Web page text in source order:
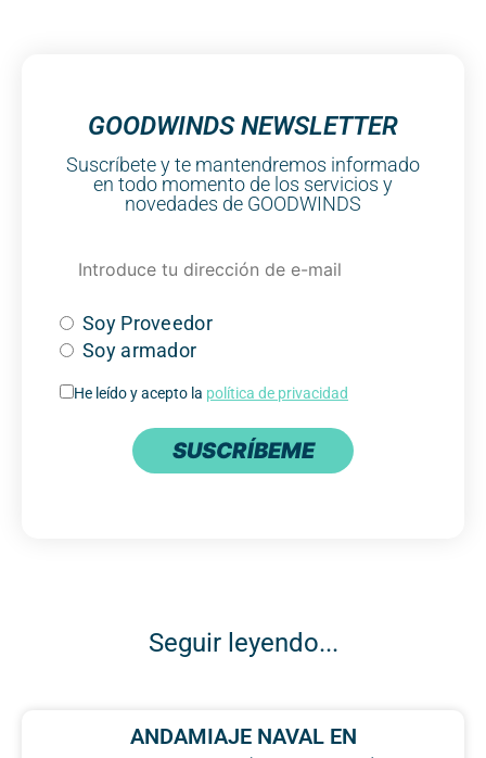
GOODWINDS NEWSLETTER
Suscríbete y te mantendremos informado
en todo momento de los servicios y
novedades de GOODWINDS
Soy Proveedor
Soy armador
He leído y acepto la política de privacidad
SUSCRÍBEME
Seguir leyendo...
ANDAMIAJE NAVAL EN